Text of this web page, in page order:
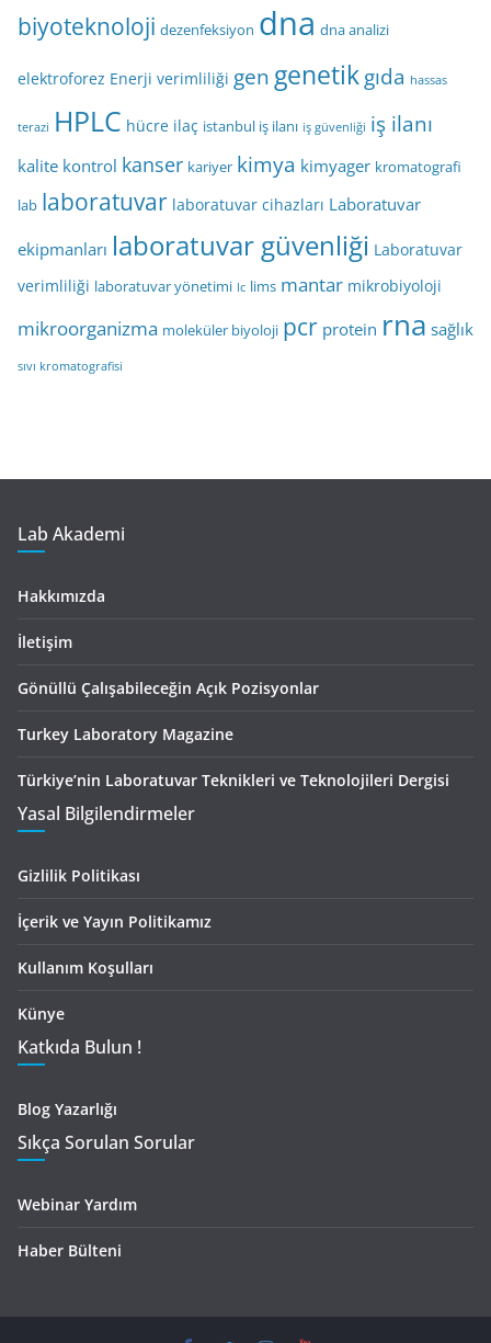
biyoteknoloji dezenfeksiyon dna dna analizi
elektroforez Enerji verimliliği gen genetikgıda hassas
terazi HPLC hücre ilaç istanbul iş ilanı iş güvenliği iş ilanı
kalite kontrol kanser kariyer kimya kimyager kromatografi
lab laboratuvar laboratuvar cihazları Laboratuvar
ekipmanları laboratuvar güvenliği Laboratuvar
verimliliği laboratuvar yönetimi lc lims mantar mikrobiyoloji
mikroorganizma moleküler biyoloji pcr protein rna sağlık
sıvı kromatografisi
Lab Akademi
Hakkımızda
İletişim
Gönüllü Çalışabileceğin Açık Pozisyonlar
Turkey Laboratory Magazine
Türkiye’nin Laboratuvar Teknikleri ve Teknolojileri Dergisi
Yasal Bilgilendirmeler
Gizlilik Politikası
İçerik ve Yayın Politikamız
Kullanım Koşulları
Künye
Katkıda Bulun !
Blog Yazarlığı
Sıkça Sorulan Sorular
Webinar Yardım
Haber Bülteni